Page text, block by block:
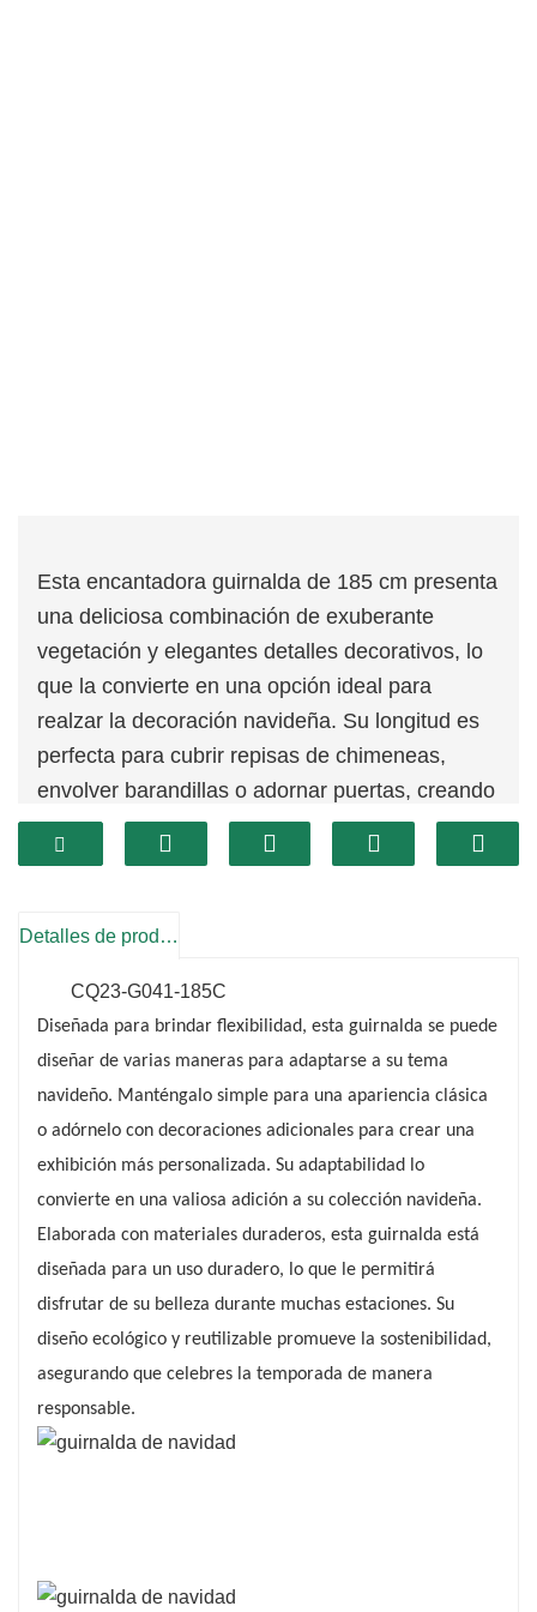
Esta encantadora guirnalda de 185 cm presenta
una deliciosa combinación de exuberante
vegetación y elegantes detalles decorativos, lo
que la convierte en una opción ideal para
realzar la decoración navideña. Su longitud es
perfecta para cubrir repisas de chimeneas,
envolver barandillas o adornar puertas, creando
una atmósfera cálida y acogedora.
Detalles de producto
CQ23-G041-185C
Diseñada para brindar flexibilidad, esta guirnalda se puede
diseñar de varias maneras para adaptarse a su tema
navideño. Manténgalo simple para una apariencia clásica
o adórnelo con decoraciones adicionales para crear una
exhibición más personalizada. Su adaptabilidad lo
convierte en una valiosa adición a su colección navideña.
Elaborada con materiales duraderos, esta guirnalda está
diseñada para un uso duradero, lo que le permitirá
disfrutar de su belleza durante muchas estaciones. Su
diseño ecológico y reutilizable promueve la sostenibilidad,
asegurando que celebres la temporada de manera
responsable.